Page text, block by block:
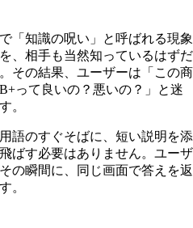
「知識の呪い」と呼ばれる現象
、相手も当然知っているはずだ
その結果、ユーザーは「この商
って良いの？悪いの？」と迷
。
語のすぐそばに、短い説明を添
ばす必要はありません。ユーザ
の瞬間に、同じ画面で答えを返
。